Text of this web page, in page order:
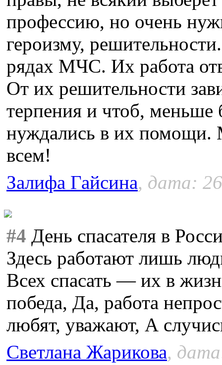
профессию, но очень
героизму,
рядах МЧС. Их работа
От их решительности
терпения и чтоб, меньше
нуждались в их помощи.
всем!
Залифа Гайсина, дата:
#4 День спасателя в
Здесь работают лишь
Всех спасать — их в
победа, Да, работа
любят, уважают, А
Светлана Жарикова,